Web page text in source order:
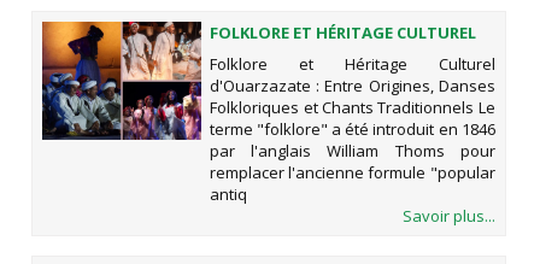
FOLKLORE ET HÉRITAGE CULTUREL
D'OUARZAZATE : ENTRE ORIGINES,
DANSES FOLKLORIQUES ET CHANTS
TRADITIONNELS
Folklore et Héritage Culturel
d'Ouarzazate : Entre Origines, Danses
Folkloriques et Chants Traditionnels Le
terme "folklore" a été introduit en 1846
par l'anglais William Thoms pour
remplacer l'ancienne formule "popular
antiq
Savoir plus...